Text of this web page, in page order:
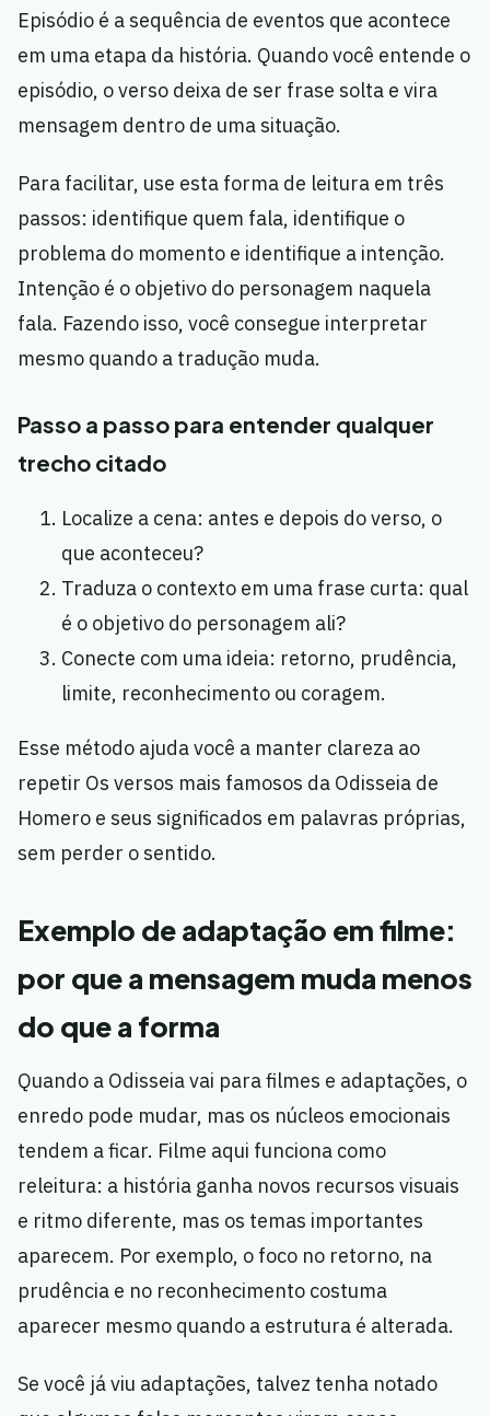
Episódio é a sequência de eventos que acontece
em uma etapa da história. Quando você entende o
episódio, o verso deixa de ser frase solta e vira
mensagem dentro de uma situação.
Para facilitar, use esta forma de leitura em três
passos: identifique quem fala, identifique o
problema do momento e identifique a intenção.
Intenção é o objetivo do personagem naquela
fala. Fazendo isso, você consegue interpretar
mesmo quando a tradução muda.
Passo a passo para entender qualquer
trecho citado
Localize a cena: antes e depois do verso, o
que aconteceu?
Traduza o contexto em uma frase curta: qual
é o objetivo do personagem ali?
Conecte com uma ideia: retorno, prudência,
limite, reconhecimento ou coragem.
Esse método ajuda você a manter clareza ao
repetir Os versos mais famosos da Odisseia de
Homero e seus significados em palavras próprias,
sem perder o sentido.
Exemplo de adaptação em filme:
por que a mensagem muda menos
do que a forma
Quando a Odisseia vai para filmes e adaptações, o
enredo pode mudar, mas os núcleos emocionais
tendem a ficar. Filme aqui funciona como
releitura: a história ganha novos recursos visuais
e ritmo diferente, mas os temas importantes
aparecem. Por exemplo, o foco no retorno, na
prudência e no reconhecimento costuma
aparecer mesmo quando a estrutura é alterada.
Se você já viu adaptações, talvez tenha notado